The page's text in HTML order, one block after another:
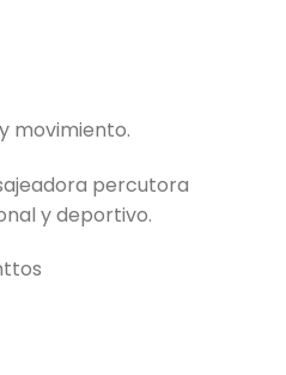
movimiento.
percutora
y deportivo.